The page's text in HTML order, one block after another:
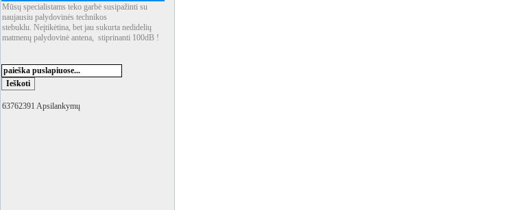
Mūsų specialistams teko garbė susipažinti su
naujausiu palydovinės technikos
stebuklu. Neįtikėtina, bet jau sukurta nedidelių
matmenų palydovinė antena, stiprinanti 100dB !
63762391 Apsilankymų